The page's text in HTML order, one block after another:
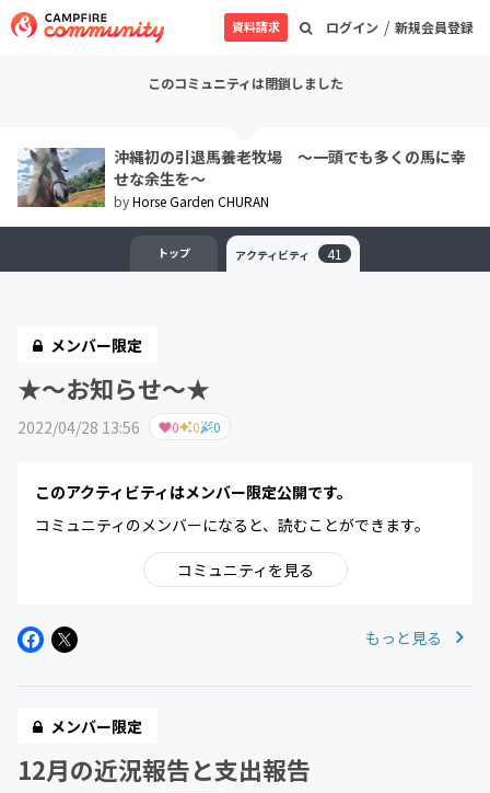
ログイン / 新規会員登録
資料請求
このコミュニティは閉鎖しました
沖縄初の引退馬養老牧場 ～一頭でも多くの馬に幸
せな余生を～
byHorse Garden CHURAN
トップ アクティビティ 41
メンバー限定
★～お知らせ～★
2022/04/28 13:56 0 0 0
このアクティビティはメンバー限定公開です。
コミュニティのメンバーになると、読むことができます。
コミュニティを見る
もっと見る
メンバー限定
12月の近況報告と支出報告